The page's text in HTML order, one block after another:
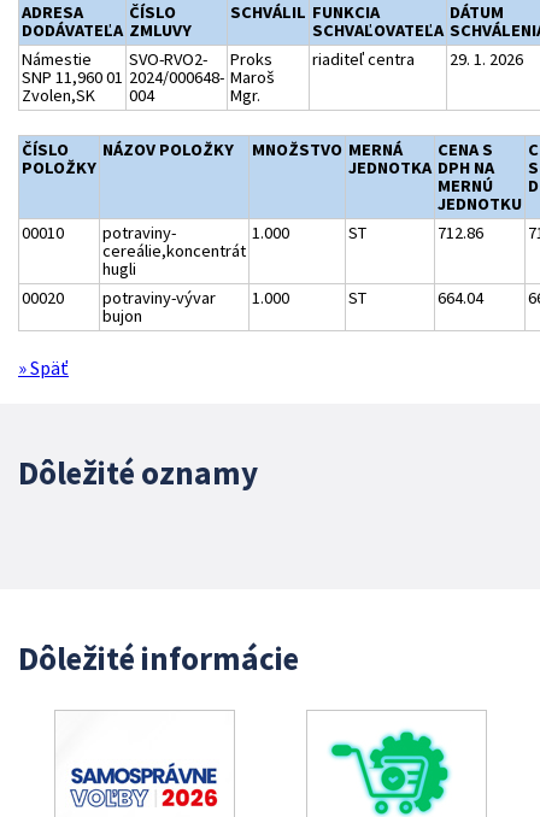
ADRESA
DODÁVATEĽA
ČÍSLO
ZMLUVY
SCHVÁLIL FUNKCIA
SCHVAĽOVATEĽA
DÁTUM
Námestie
SNP 11,960 01
Zvolen,SK
SVO-RVO2-
2024/000648-
004
Proks
Maroš
Mgr.
riaditeľ centra 29. 1. 2026
ČÍSLO
POLOŽKY
NÁZOV POLOŽKY MNOŽSTVO MERNÁ
JEDNOTKA
CENA S
DPH NA
MERNÚ
JEDNOTKU
S
00010
potraviny-
cereálie,koncentrát
hugli
1.000 ST 712.86
00020
potraviny-vývar
bujon
1.000 ST 664.04
» Späť
Dôležité oznamy
Dôležité informácie